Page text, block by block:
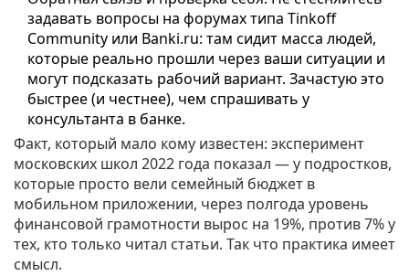
задавать вопросы на форумах типа Tinkoff
Community или Banki.ru: там сидит масса людей,
которые реально прошли через ваши ситуации и
могут подсказать рабочий вариант. Зачастую это
быстрее (и честнее), чем спрашивать у
консультанта в банке.
Факт, который мало кому известен: эксперимент
московских школ 2022 года показал — у подростков,
которые просто вели семейный бюджет в
мобильном приложении, через полгода уровень
финансовой грамотности вырос на 19%, против 7% у
тех, кто только читал статьи. Так что практика имеет
смысл.